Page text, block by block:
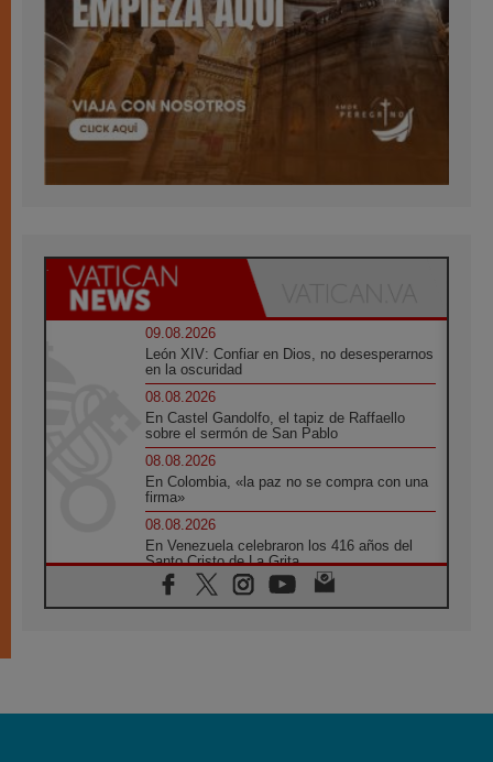
09.08.2026
León XIV: Confiar en Dios, no desesperarnos
en la oscuridad
08.08.2026
En Castel Gandolfo, el tapiz de Raffaello
sobre el sermón de San Pablo
08.08.2026
En Colombia, «la paz no se compra con una
firma»
08.08.2026
En Venezuela celebraron los 416 años del
Santo Cristo de La Grita
08.08.2026
El Papa: en Santa Ágata contemplamos la
07.08.2026